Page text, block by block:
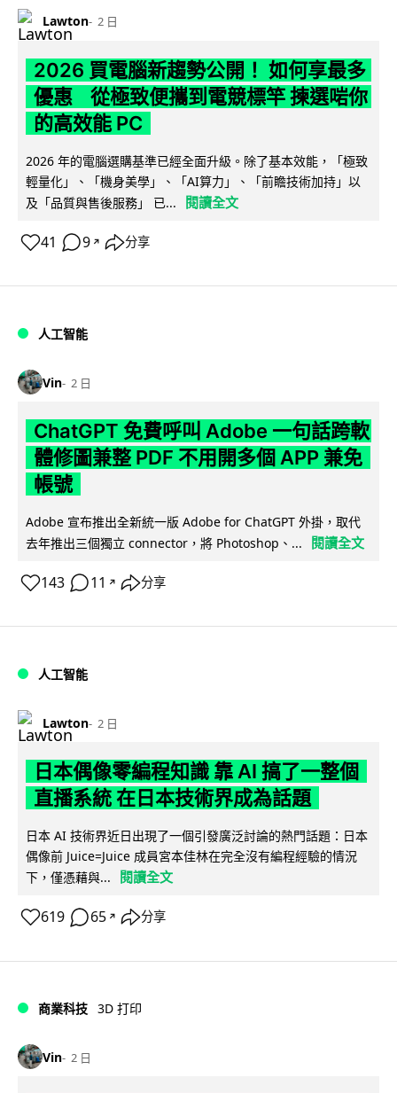
Lawton 2 日
2026 買電腦新趨勢公開！ 如何享最多
優惠 從極致便攜到電競標竿 揀選啱你
的高效能 PC
2026 年的電腦選購基準已經全面升級。除了基本效能，「極致
輕量化」、「機身美學」、「AI算力」、「前瞻技術加持」以
及「品質與售後服務」 已...
閱讀全文
41 9 ↗ 分享
人工智能
Vin 2 日
ChatGPT 免費呼叫 Adobe 一句話跨軟
體修圖兼整 PDF 不用開多個 APP 兼免
帳號
Adobe 宣布推出全新統一版 Adobe for ChatGPT 外掛，取代
去年推出三個獨立 connector，將 Photoshop、...
閱讀全文
143 11 ↗ 分享
人工智能
Lawton 2 日
日本偶像零編程知識 靠 AI 搞了一整個
直播系統 在日本技術界成為話題
日本 AI 技術界近日出現了一個引發廣泛討論的熱門話題：日本
偶像前 Juice=Juice 成員宮本佳林在完全沒有編程經驗的情況
下，僅憑藉與...
閱讀全文
619 65 ↗ 分享
商業科技 3D 打印
Vin 2 日